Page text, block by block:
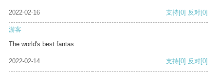
2022-02-16 支持[0] 反对[0]
游客
The world's best fantas
2022-02-14 支持[0] 反对[0]